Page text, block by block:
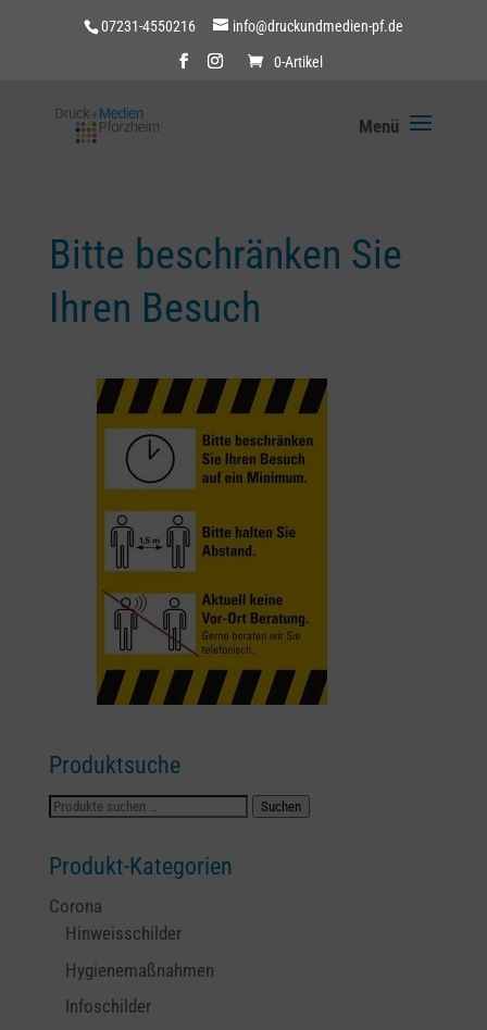
07231-4550216 info@druckundmedien-pf.de
0-Artikel
Bitte beschränken Sie
Ihren Besuch
Produktsuche
Suchen
Suchen
Produkt-Kategorien
Corona
Hinweisschilder
Hygienemaßnahmen
Infoschilder